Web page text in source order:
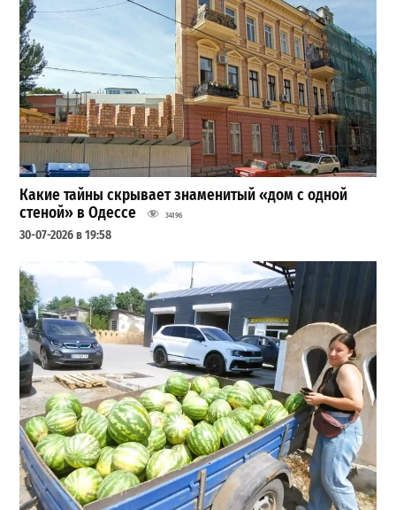
Какие тайны скрывает знаменитый «дом с одной
стеной» в Одессе
34196
30-07-2026 в 19:58